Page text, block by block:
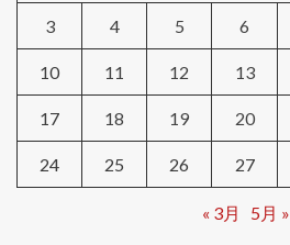
3 4 5 6
10 11 12 13
17 18 19 20
24 25 26 27
« 3月 5月 »